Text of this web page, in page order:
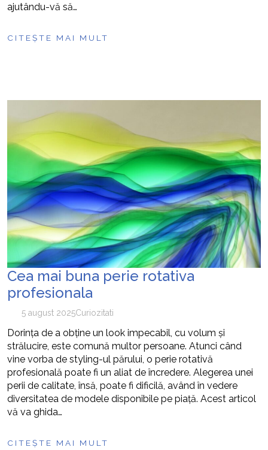
ajutându-vă să…
CITEȘTE MAI MULT
Cea mai buna perie rotativa
profesionala
5 august 2025Curiozitati
Dorința de a obține un look impecabil, cu volum și
strălucire, este comună multor persoane. Atunci când
vine vorba de styling-ul părului, o perie rotativă
profesională poate fi un aliat de încredere. Alegerea unei
perii de calitate, însă, poate fi dificilă, având în vedere
diversitatea de modele disponibile pe piață. Acest articol
vă va ghida…
CITEȘTE MAI MULT